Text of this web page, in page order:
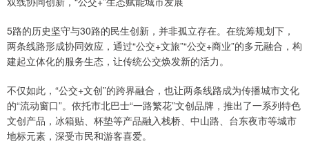
5路的历史坚守与30路的民生创新，并非孤立存在。在统筹规划下，
两条线路形成协同效应，通过“公交+文旅”“公交+商业”的多元融合，构
建起立体化的服务生态，让传统公交焕发新的活力。
不仅如此，“公交+文创”的跨界融合，也让两条线路成为传播城市文化
的“流动窗口”。依托市北巴士“一路繁花”文创品牌，推出了一系列特色
文创产品，冰箱贴、杯垫等产品融入栈桥、中山路、台东夜市等城市
地标元素，深受市民和游客喜爱。